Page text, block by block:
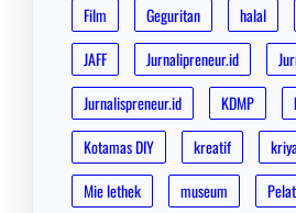
Film
Geguritan halal
JAFF
Jurnalipreneur.id
Jurnalispreneur.id
KDMP
Kotamas DIY
kreatif kriya
Mie lethek
museum